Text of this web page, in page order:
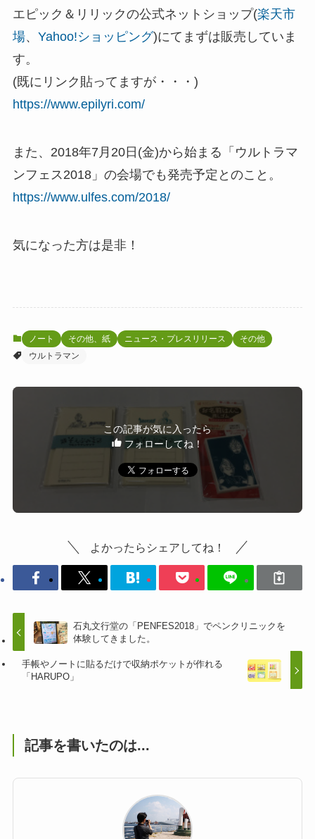
エピック＆リリックの公式ネットショップ(楽天市
場、 Yahoo!ショッピング)にてまずは販売していま
す。
(既にリンク貼ってますが・・・)
https://www.epilyri.com/
また、2018年7月20日(金)から始まる「ウルトラマ
ンフェス2018」の会場でも発売予定とのこと。
https://www.ulfes.com/2018/
気になった方は是非！
ノート その他、紙 ニュース・プレスリリース
その他
ウルトラマン
この記事が気に入ったら
フォローしてね！
よかったらシェアしてね！
石丸文行堂の「PENFES2018」でペンクリニックを
体験してきました。
手帳やノートに貼るだけで収納ポケットが作れる
「HARUPO」
記事を書いたのは...